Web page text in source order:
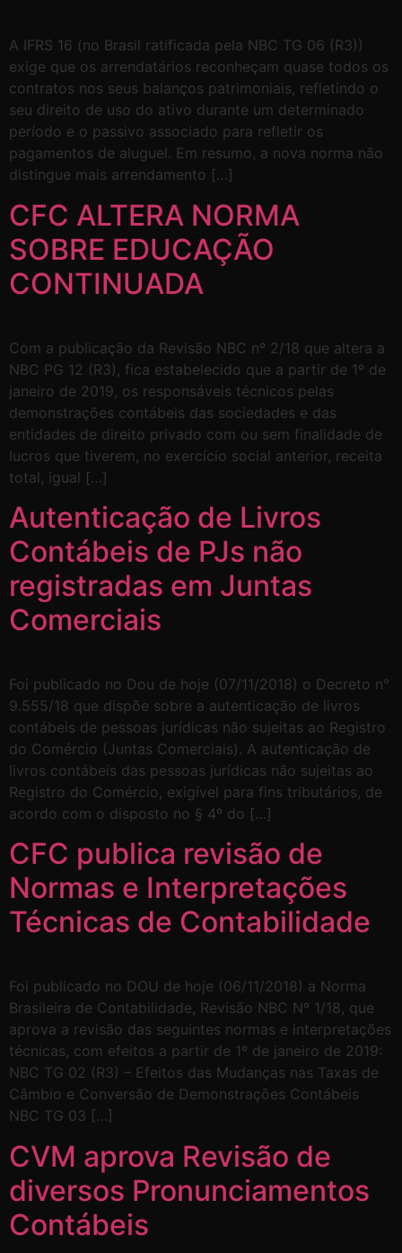
A IFRS 16 (no Brasil ratificada pela NBC TG 06 (R3))
exige que os arrendatários reconheçam quase todos os
contratos nos seus balanços patrimoniais, refletindo o
seu direito de uso do ativo durante um determinado
período e o passivo associado para refletir os
pagamentos de aluguel. Em resumo, a nova norma não
distingue mais arrendamento […]
CFC ALTERA NORMA
SOBRE EDUCAÇÃO
CONTINUADA
Com a publicação da Revisão NBC nº 2/18 que altera a
NBC PG 12 (R3), fica estabelecido que a partir de 1º de
janeiro de 2019, os responsáveis técnicos pelas
demonstrações contábeis das sociedades e das
entidades de direito privado com ou sem finalidade de
lucros que tiverem, no exercício social anterior, receita
total, igual […]
Autenticação de Livros
Contábeis de PJs não
registradas em Juntas
Comerciais
Foi publicado no Dou de hoje (07/11/2018) o Decreto n°
9.555/18 que dispõe sobre a autenticação de livros
contábeis de pessoas jurídicas não sujeitas ao Registro
do Comércio (Juntas Comerciais). A autenticação de
livros contábeis das pessoas jurídicas não sujeitas ao
Registro do Comércio, exigível para fins tributários, de
acordo com o disposto no § 4º do […]
CFC publica revisão de
Normas e Interpretações
Técnicas de Contabilidade
Foi publicado no DOU de hoje (06/11/2018) a Norma
Brasileira de Contabilidade, Revisão NBC Nº 1/18, que
aprova a revisão das seguintes normas e interpretações
técnicas, com efeitos a partir de 1º de janeiro de 2019:
NBC TG 02 (R3) – Efeitos das Mudanças nas Taxas de
Câmbio e Conversão de Demonstrações Contábeis
NBC TG 03 […]
CVM aprova Revisão de
diversos Pronunciamentos
Contábeis